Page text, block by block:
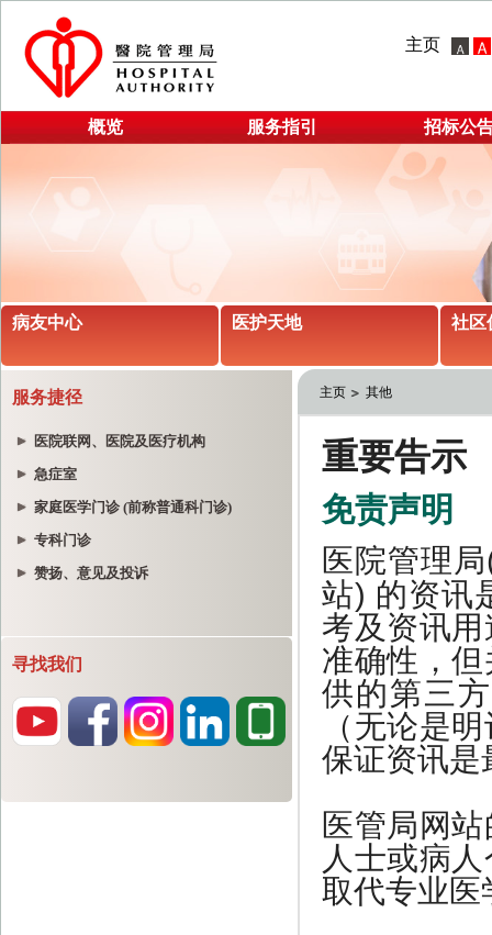
主页
概览 服务指引 招标公
病友中心 医护天地 社区
服务捷径
医院联网、医院及医疗机构
急症室
家庭医学门诊 (前称普通科门诊)
专科门诊
赞扬、意见及投诉
寻找我们
主页 其他